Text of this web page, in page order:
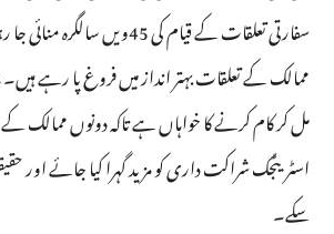
سفارتی تعلقات کے قیام کی 45ویں
ممالک کے تعلقات بہتر انداز میں فروغ پا رہے
مل کر کام کرنے کا خواہاں ہے تاکہ دونوں ممالک
اسٹریٹجک شراکت داری کو مزید گہرا کیا جائے اور
سکے۔